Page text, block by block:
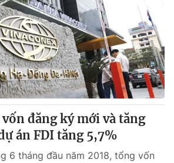
đăng ký mới và tăng
án FDI tăng 5,7%
6 tháng đầu năm 2018, tổng vốn